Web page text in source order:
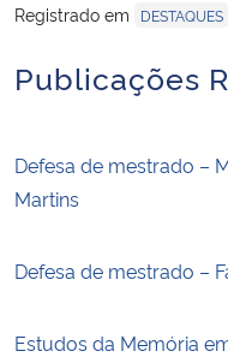
Ministério da Mulher, da Família
Registrado em
DESTAQUES
Publicações
Defesa de mestrado –
Martins
Defesa de mestrado –
Estudos da Memória